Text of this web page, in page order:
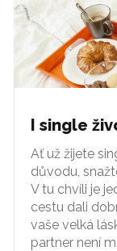
I single
Ať už žijete
důvodu,
V tu chvíli je
cestu dali
vaše velká
partner není